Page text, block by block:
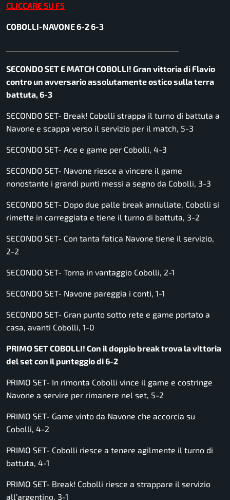
CLICCARE SU F5
COBOLLI-NAVONE 6-2 6-3
SECONDO SET E MATCH COBOLLI! Gran vittoria di Flavio
contro un avversario assolutamente ostico sulla terra
battuta, 6-3
SECONDO SET- Break! Cobolli strappa il turno di battuta a
Navone e scappa verso il servizio per il match, 5-3
SECONDO SET- Ace e game per Cobolli, 4-3
SECONDO SET- Navone riesce a vincere il game
nonostante i grandi punti messi a segno da Cobolli, 3-3
SECONDO SET- Dopo due palle break annullate, Cobolli si
rimette in carreggiata e tiene il turno di battuta, 3-2
SECONDO SET- Con tanta fatica Navone tiene il servizio,
2-2
SECONDO SET- Torna in vantaggio Cobolli, 2-1
SECONDO SET- Navone pareggia i conti, 1-1
SECONDO SET- Gran punto sotto rete e game portato a
casa, avanti Cobolli, 1-0
PRIMO SET COBOLLI! Con il doppio break trova la vittoria
del set con il punteggio di 6-2
PRIMO SET- In rimonta Cobolli vince il game e costringe
Navone a servire per rimanere nel set, 5-2
PRIMO SET- Game vinto da Navone che accorcia su
Cobolli, 4-2
PRIMO SET- Cobolli riesce a tenere agilmente il turno di
battuta, 4-1
PRIMO SET- Break! Cobolli riesce a strappare il servizio
all’argentino, 3-1